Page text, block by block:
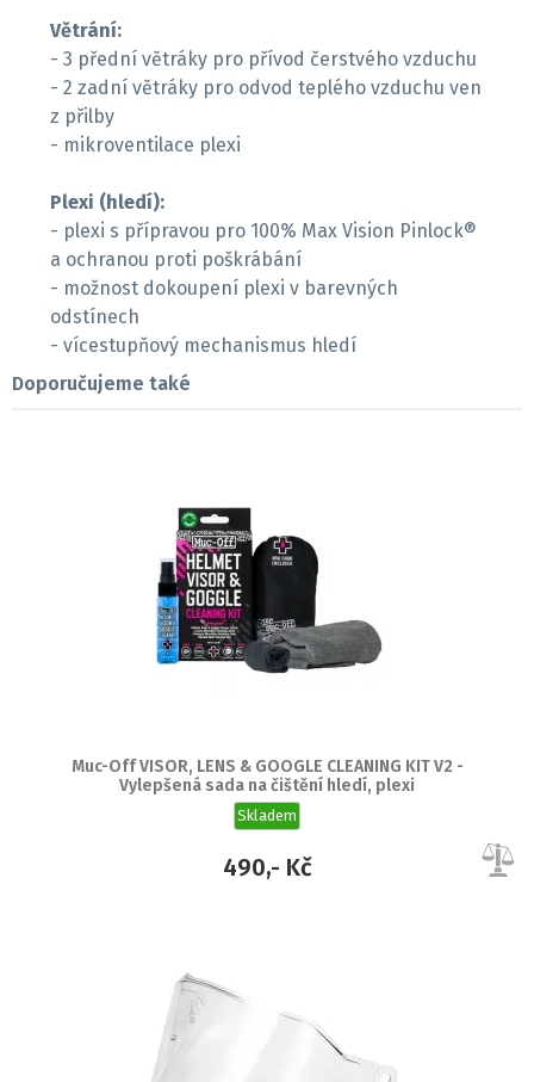
Větrání:
- 3 přední větráky pro přívod čerstvého vzduchu
- 2 zadní větráky pro odvod teplého vzduchu ven
z přilby
- mikroventilace plexi
Plexi (hledí):
- plexi s přípravou pro 100% Max Vision Pinlock®
a ochranou proti poškrábání
- možnost dokoupení plexi v barevných
odstínech
- vícestupňový mechanismus hledí
Doporučujeme také
Muc-Off VISOR, LENS & GOOGLE CLEANING KIT V2 -
Vylepšená sada na čištění hledí, plexi
Skladem
490,- Kč